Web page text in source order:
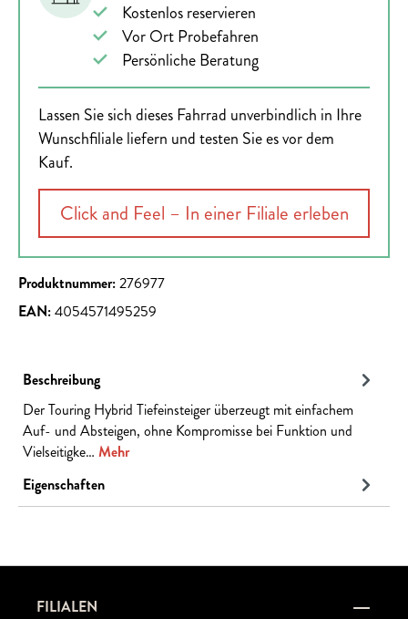
Kostenlos reservieren
Vor Ort Probefahren
Persönliche Beratung
Lassen Sie sich dieses Fahrrad unverbindlich in Ihre
Wunschfiliale liefern und testen Sie es vor dem
Kauf.
Click and Feel – In einer Filiale erleben
Produktnummer:276977
EAN:4054571495259
Beschreibung
Der Touring Hybrid Tiefeinsteiger überzeugt mit einfachem
Auf- und Absteigen, ohne Kompromisse bei Funktion und
Vielseitigke… Mehr
Eigenschaften
FILIALEN